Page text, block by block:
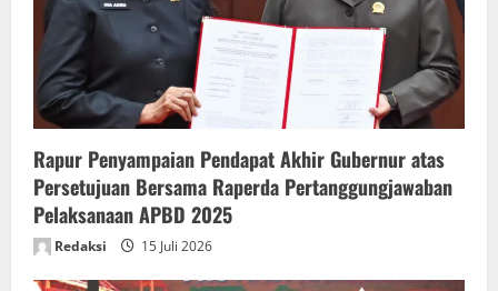
i
o
n
Rapur Penyampaian Pendapat Akhir Gubernur atas
Persetujuan Bersama Raperda Pertanggungjawaban
Pelaksanaan APBD 2025
Redaksi 15 Juli 2026